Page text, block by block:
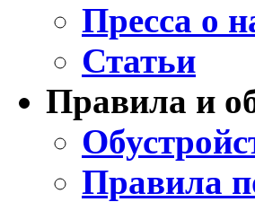
Пресса о
Статьи
Правила и
Правила